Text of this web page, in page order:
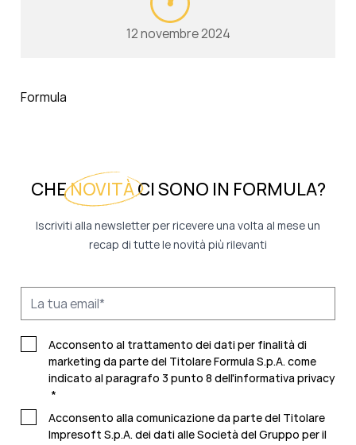
12 novembre 2024
Formula
CHENOVITÀCI SONO IN FORMULA?
Iscriviti alla newsletter per ricevere una volta al mese un
recap di tutte le novità più rilevanti
Acconsento al trattamento dei dati per finalità di
marketing da parte del Titolare Formula S.p.A. come
indicato al paragrafo 3 punto 8 dell'informativa privacy
*
Acconsento alla comunicazione da parte del Titolare
Impresoft S.p.A. dei dati alle Società del Gruppo per il